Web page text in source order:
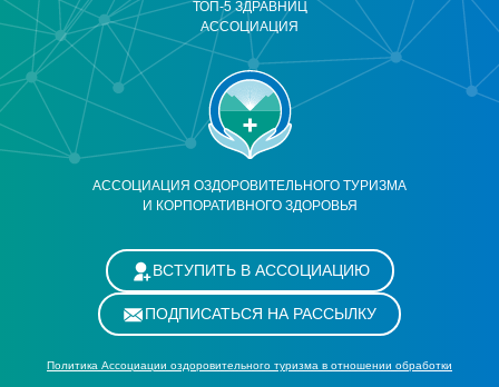
АССОЦИАЦИЯ ОЗДОРОВИТЕЛЬНОГО ТУРИЗМА
И КОРПОРАТИВНОГО ЗДОРОВЬЯ
ТОП-5 ЗДРАВНИЦ
АССОЦИАЦИЯ
ВСТУПИТЬ В АССОЦИАЦИЮ
ПОДПИСАТЬСЯ НА РАССЫЛКУ
Политика Ассоциации оздоровительного туризма в отношении обработки